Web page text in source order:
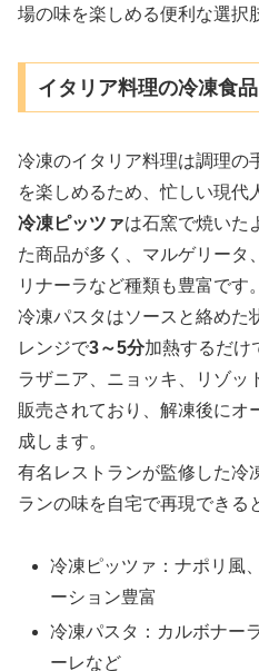
場の味を楽しめる便利な選択
イタリア料理の冷凍食
冷凍のイタリア料理は調理の
を楽しめるため、忙しい現代
冷凍ピッツァは石窯で焼いた
た商品が多く、マルゲリータ
リナーラなど種類も豊富です。
冷凍パスタはソースと絡めた
レンジで3～5分加熱するだけ
ラザニア、ニョッキ、リゾッ
販売されており、解凍後にオ
成します。
有名レストランが監修した冷
ランの味を自宅で再現できる
冷凍ピッツァ：ナポリ風
ーション豊富
冷凍パスタ：カルボナー
ーレなど